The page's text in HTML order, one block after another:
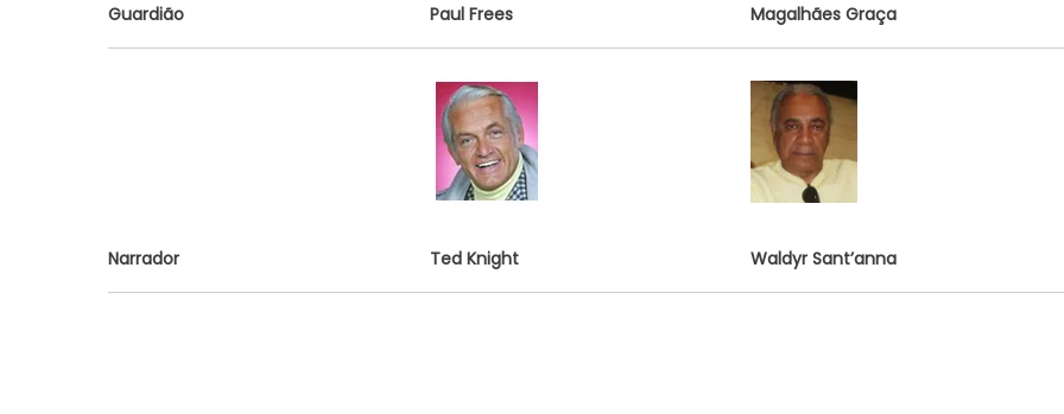
Guardião Paul Frees Magalhães Graça
Narrador Ted Knight Waldyr Sant’anna